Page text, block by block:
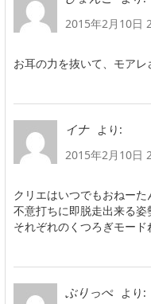
2015年2月10日
お耳の力を抜いて、モアレ
イナ
より:
2015年2月10日
クリエはいつでもおねー
不意打ちに即脱走出来る姿
それぞれのくつろぎモード
ぶりっぺ
より: